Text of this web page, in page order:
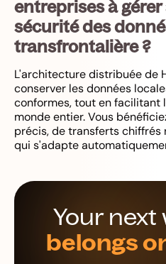
entreprises à gérer
sécurité des
transfrontalière ?
L'architecture distribuée de
conserver les données
conformes, tout en facilitant
monde entier. Vous
précis, de transferts
qui s'adapte
Your next
belongs